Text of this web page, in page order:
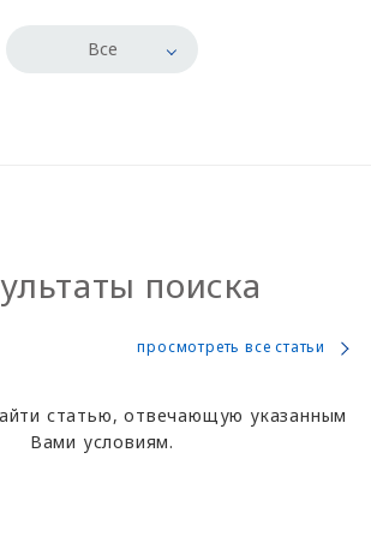
Все
поиска
просмотреть все статьи
статью, отвечающую указанным
Вами условиям.